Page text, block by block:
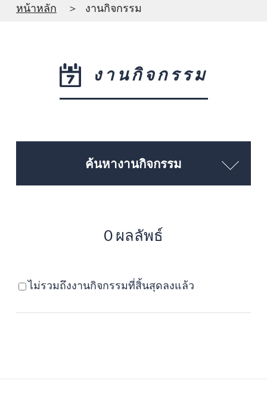
หน้าหลัก งานกิจกรรม
งานกิจกรรม
ค้นหางานกิจกรรม
0 ผลลัพธ์
ไม่รวมถึงงานกิจกรรมที่สิ้นสุดลงแล้ว